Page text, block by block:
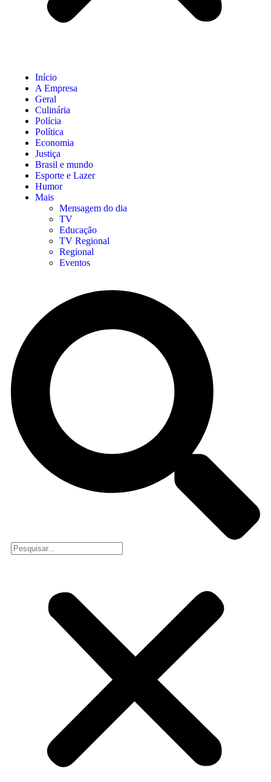
Início
A Empresa
Geral
Culinária
Polícia
Política
Economia
Justiça
Brasil e mundo
Esporte e Lazer
Humor
Mais
Mensagem do dia
TV
Educação
TV Regional
Regional
Eventos